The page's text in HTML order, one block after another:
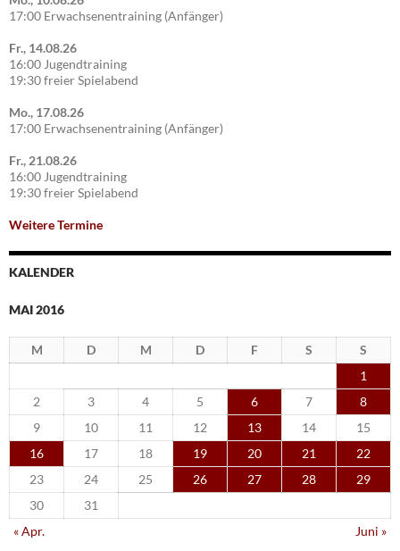
17:00 Erwachsenentraining (Anfänger)
Fr., 14.08.26
16:00 Jugendtraining
19:30 freier Spielabend
Mo., 17.08.26
17:00 Erwachsenentraining (Anfänger)
Fr., 21.08.26
16:00 Jugendtraining
19:30 freier Spielabend
Weitere Termine
KALENDER
MAI 2016
M D M D F S
S
1
2
3 4 5 6 7
8
9
10 11 12 13 14
15
16
17 18 19 20 21
22
23
24 25 26 27 28
29
30
31
« Apr.
Juni »